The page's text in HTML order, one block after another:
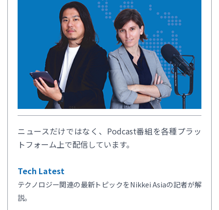
ニュースだけではなく、Podcast番組を各種プラッ
トフォーム上で配信しています。
Tech Latest
テクノロジー関連の最新トピックをNikkei Asiaの記者が解
説。